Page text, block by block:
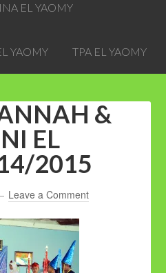
EL YAOMY
YAOMY TPA EL YAOMY
&
EL
2015
Leave a Comment